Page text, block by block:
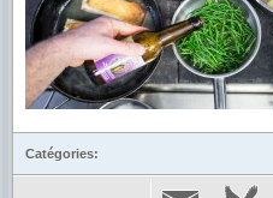
Catégories: